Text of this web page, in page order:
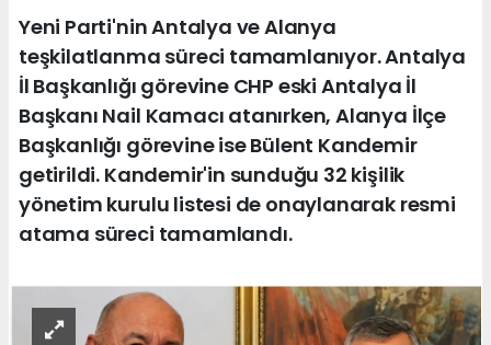
Yeni Parti'nin Antalya ve Alanya
teşkilatlanma süreci tamamlanıyor. Antalya
İl Başkanlığı görevine CHP eski Antalya İl
Başkanı Nail Kamacı atanırken, Alanya İlçe
Başkanlığı görevine ise Bülent Kandemir
getirildi. Kandemir'in sunduğu 32 kişilik
yönetim kurulu listesi de onaylanarak resmi
atama süreci tamamlandı.